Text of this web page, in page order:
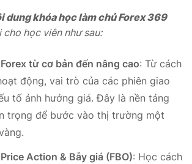
dung khóa học làm chủ Forex 369
học viên như sau:
từ cơ bản đến nâng cao: Từ cách
động, vai trò của các phiên giao
tố ảnh hưởng giá. Đây là nền tảng
trọng để bước vào thị trường một
Action & Bẫy giá (FBO): Học cách